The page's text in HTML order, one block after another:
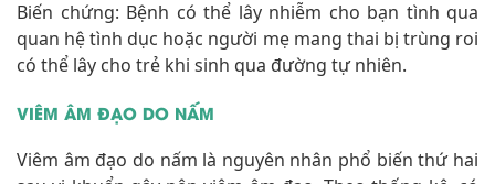
VIÊM ÂM ĐẠO DO NẤM
Viêm âm đạo do nấm là nguyên nhân phổ biến thứ hai
sau vi khuẩn gây nên viêm âm đạo. Theo thống kê, có
và 45% trong số đó bị tái nhiễm.